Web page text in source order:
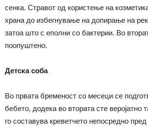
сенка. Стравот од користење на
храна до избегнување на допирање на
затоа што с еполни со бактерии. Во
поопуштено.
Детска соба
Во првата бременост со месеци се
бебето, додека во втората сте веројатно
го составува креветчето непосредно